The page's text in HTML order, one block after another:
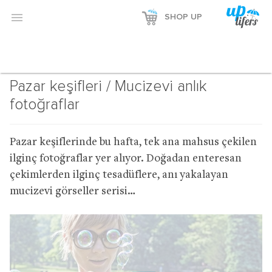
 SHOP UP
Pazar keşifleri / Mucizevi anlık
fotoğraflar
Pazar keşiflerinde bu hafta, tek ana mahsus çekilen
ilginç fotoğraflar yer alıyor. Doğadan enteresan
çekimlerden ilginç tesadüflere, anı yakalayan
mucizevi görseller serisi…